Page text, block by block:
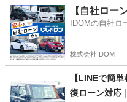
北海道 札幌市 ライフ
【自社ロー
IDOMの自社
株式会社IDOM
【LINEで簡
復ローン対応